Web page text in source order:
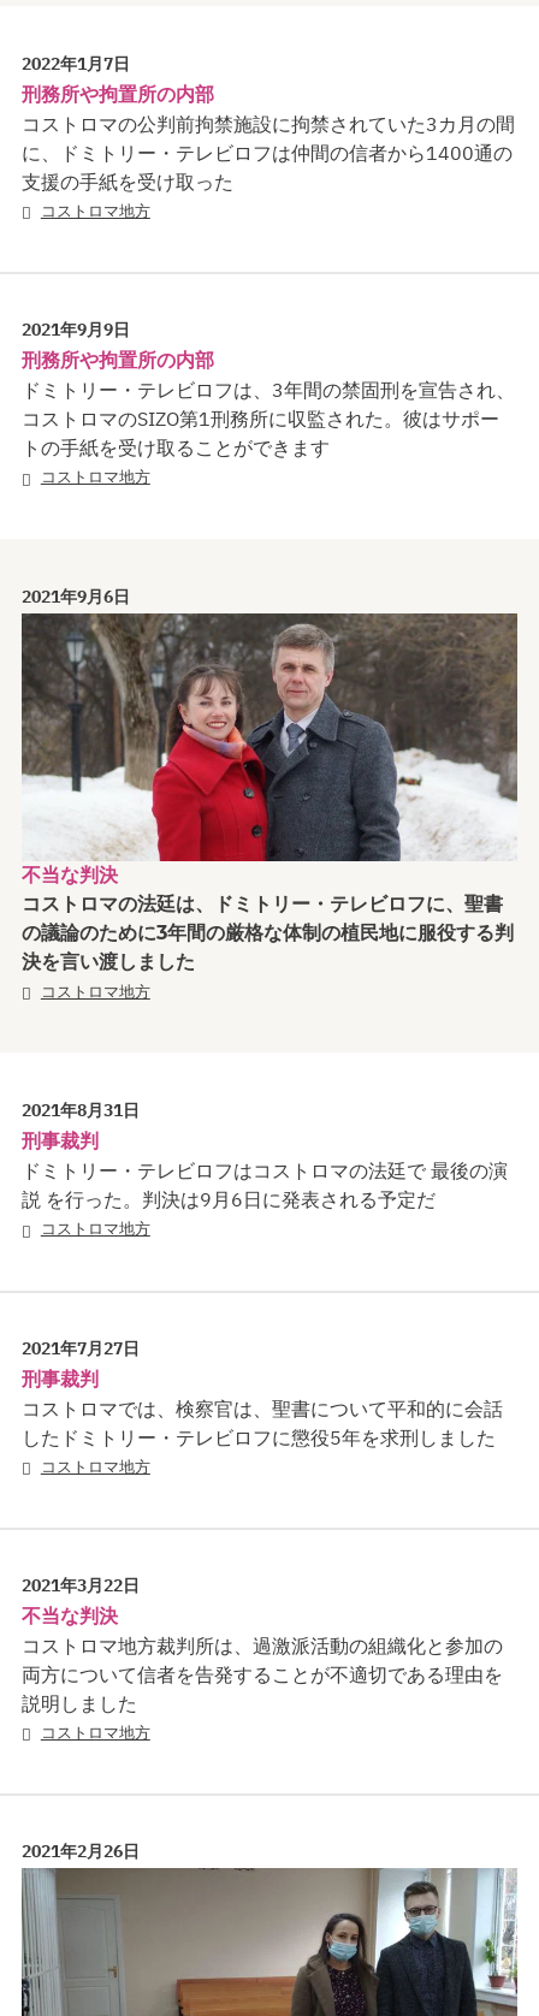
2022年1月7日
刑務所や拘置所の内部
コストロマの公判前拘禁施設に拘禁されていた3カ月の間
に、ドミトリー・テレビロフは仲間の信者から1400通の
支援の手紙を受け取った
コストロマ地方
2021年9月9日
刑務所や拘置所の内部
ドミトリー・テレビロフは、3年間の禁固刑を宣告され、
コストロマのSIZO第1刑務所に収監された。彼はサポー
トの手紙を受け取ることができます
コストロマ地方
2021年9月6日
不当な判決
コストロマの法廷は、ドミトリー・テレビロフに、聖書
の議論のために3年間の厳格な体制の植民地に服役する判
決を言い渡しました
コストロマ地方
2021年8月31日
刑事裁判
ドミトリー・テレビロフはコストロマの法廷で 最後の演
説 を行った。判決は9月6日に発表される予定だ
コストロマ地方
2021年7月27日
刑事裁判
コストロマでは、検察官は、聖書について平和的に会話
したドミトリー・テレビロフに懲役5年を求刑しました
コストロマ地方
2021年3月22日
不当な判決
コストロマ地方裁判所は、過激派活動の組織化と参加の
両方について信者を告発することが不適切である理由を
説明しました
コストロマ地方
2021年2月26日